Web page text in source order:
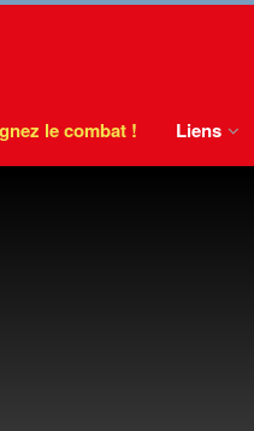
le combat ! Liens